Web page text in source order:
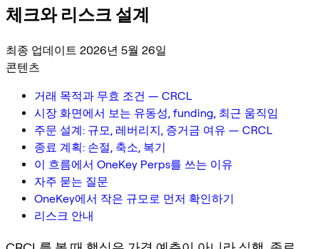
체크와 리스크 설계
최종 업데이트 2026년 5월 26일
콘텐츠
거래 목적과 무효 조건 — CRCL
시장 화면에서 보는 유동성, funding, 최근 움직임
주문 설계: 규모, 레버리지, 증거금 여유 — CRCL
종료 계획: 손절, 축소, 복기
이 흐름에서 OneKey Perps를 쓰는 이유
자주 묻는 질문
OneKey에서 작은 규모로 먼저 확인하기
리스크 안내